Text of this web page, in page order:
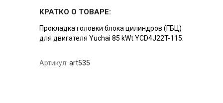
КРАТКО О ТОВАРЕ:
Прокладка головки блока цилиндров (ГБЦ)
для двигателя Yuchai 85 kWt YCD4J22T-115.
Артикул: art535